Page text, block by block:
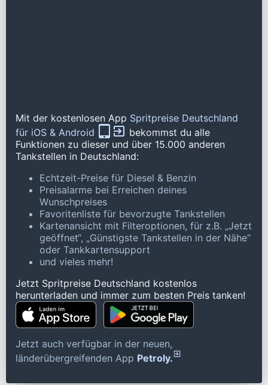
Mit der kostenlosen App Spritpreise Deutschland
für iOS & Android
bekommst du alle
Funktionen zu dieser und über 15.000 anderen
Tankstellen in Deutschland:
Echtzeit-Preise für Diesel & Benzin
Preisalarme bei Erreichen deines
Wunschpreises
Favoritenliste für bevorzugte Tankstellen
Kartenansicht mit Filteroptionen, für z.B. „Jetzt
geöffnet“, „Günstigste Tankstellen in der Nähe“
oder Tankkartensupport
und vieles mehr!
Jetzt Spritpreise Deutschland kostenlos
herunterladen und immer zum besten Preis tanken!
Jetzt auch verfügbar in der neuen,
länderübergreifenden App Petroly.